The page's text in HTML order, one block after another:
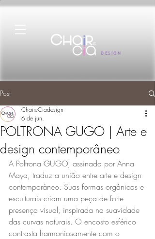
DESIGN
Post
POLTRONA GUGO | Arte e
design contemporâneo
ChaireCiadesign
6 de jun.
A Poltrona GUGO, assinada por Anna
Maya, traduz a união entre arte e design
contemporâneo. Suas formas orgânicas e
esculturais criam uma peça de forte
presença visual, inspirada na suavidade
das curvas naturais. O encosto esférico
contrasta harmoniosamente com o